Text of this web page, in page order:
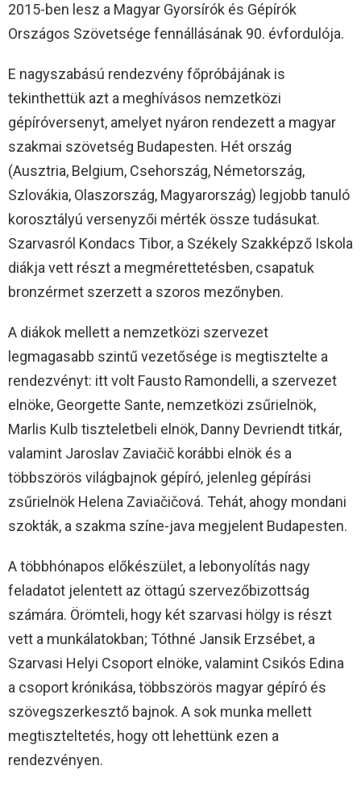
2015-ben lesz a Magyar Gyorsírók és Gépírók
Országos Szövetsége fennállásának 90. évfordulója.
E nagyszabású rendezvény főpróbájának is
tekinthettük azt a meghívásos nemzetközi
gépíróversenyt, amelyet nyáron rendezett a magyar
szakmai szövetség Budapesten. Hét ország
(Ausztria, Belgium, Csehország, Németország,
Szlovákia, Olaszország, Magyarország) legjobb tanuló
korosztályú versenyzői mérték össze tudásukat.
Szarvasról Kondacs Tibor, a Székely Szakképző Iskola
diákja vett részt a megmérettetésben, csapatuk
bronzérmet szerzett a szoros mezőnyben.
A diákok mellett a nemzetközi szervezet
legmagasabb szintű vezetősége is megtisztelte a
rendezvényt: itt volt Fausto Ramondelli, a szervezet
elnöke, Georgette Sante, nemzetközi zsűrielnök,
Marlis Kulb tiszteletbeli elnök, Danny Devriendt titkár,
valamint Jaroslav Zaviačič korábbi elnök és a
többszörös világbajnok gépíró, jelenleg gépírási
zsűrielnök Helena Zaviačičová. Tehát, ahogy mondani
szokták, a szakma színe-java megjelent Budapesten.
A többhónapos előkészület, a lebonyolítás nagy
feladatot jelentett az öttagú szervezőbizottság
számára. Örömteli, hogy két szarvasi hölgy is részt
vett a munkálatokban; Tóthné Jansik Erzsébet, a
Szarvasi Helyi Csoport elnöke, valamint Csikós Edina
a csoport krónikása, többszörös magyar gépíró és
szövegszerkesztő bajnok. A sok munka mellett
megtiszteltetés, hogy ott lehettünk ezen a
rendezvényen.